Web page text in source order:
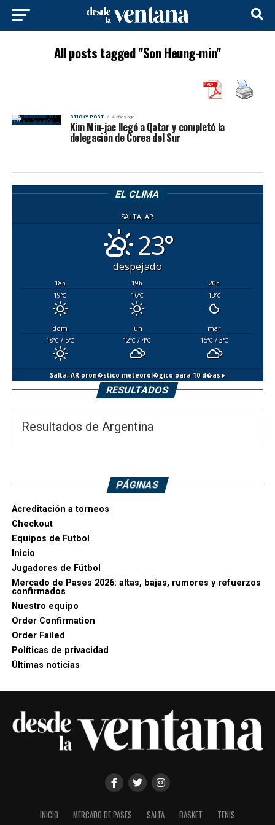
All posts tagged "Son Heung-min"
STICKY POST 4 años ago
Kim Min-jae llegó a Qatar y completó la
delegación de Corea del Sur
EL CLIMA
SALTA, AR
23°
despejado
18h 19h 20h
19°C 16°C 13°C
dom lun
mar
18°C/ 5°C 12°C / 4°C 15°C / 3°C
Salta, ARpron�stico meteorol�gico para 10 d�as ▸
RESULTADOS
Resultados de Argentina
PÁGINAS
Acreditación a torneos
Checkout
Equipos de Futbol
Inicio
Jugadores de Fútbol
Mercado de Pases 2026: altas, bajas, rumores y refuerzos
confirmados
Nuestro equipo
Order Confirmation
Order Failed
Políticas de privacidad
Últimas noticias
INICIO MERCADO DE PASES SALTA BASKET TENIS